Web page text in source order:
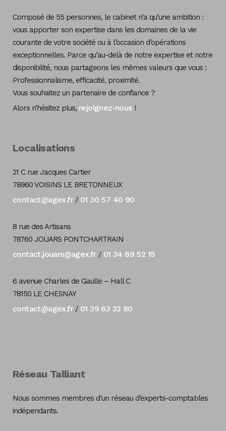
Composé de 55 personnes, le cabinet n’a qu’une ambition :
vous apporter son expertise dans les domaines de la vie
courante de votre société ou à l’occasion d’opérations
exceptionnelles. Parce qu’au-delà de notre expertise et notre
disponibilité, nous partageons les mêmes valeurs que vous :
Professionnalisme, efficacité, proximité.
Vous souhaitez un partenaire de confiance ?
Alors n’hésitez plus, rejoignez-nous!
Localisations
21 C rue Jacques Cartier
78960 VOISINS LE BRETONNEUX
contact@agex.fr/ 01 30 57 40 90
8 rue des Artisans
78760 JOUARS PONTCHARTRAIN
contact.jouars@agex.fr/ 01 34 89 52 15
6 avenue Charles de Gaulle – Hall C
78150 LE CHESNAY
contact@agex.fr/ 01 39 63 33 80
Réseau Talliant
Nous sommes membres d’un réseau d’experts-comptables
indépendants.